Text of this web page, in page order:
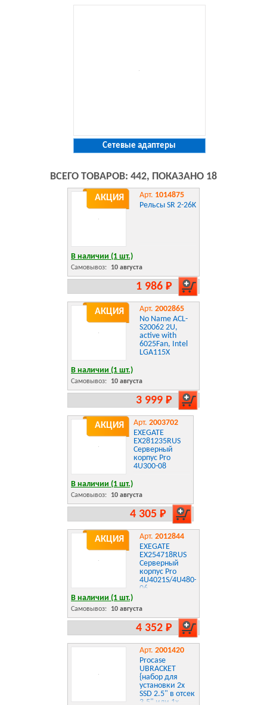
Сетевые адаптеры
ВСЕГО ТОВАРОВ: 442, ПОКАЗАНО 18
АКЦИЯ Арт. 1014875
Рельсы SR 2-26K
В наличии (1 шт.)
Самовывоз: 10 августа
1 986 Р
АКЦИЯ Арт. 2002865
No Name ACL-
S20062 2U,
active with
6025Fan, Intel
LGA115X
В наличии (1 шт.)
Самовывоз: 10 августа
3 999 Р
АКЦИЯ Арт. 2003702
EXEGATE
EX281235RUS
Серверный
корпус Pro
4U300-08
В наличии (1 шт.)
Самовывоз: 10 августа
4 305 Р
АКЦИЯ Арт. 2012844
EXEGATE
EX254718RUS
Серверный
корпус Pro
4U4021S/4U480-
06
В наличии (1 шт.)
Самовывоз: 10 августа
4 352 Р
Арт. 2001420
Procase
UBRACKET
{набор для
установки 2х
SSD 2.5" в отсек
3.5" или 1х